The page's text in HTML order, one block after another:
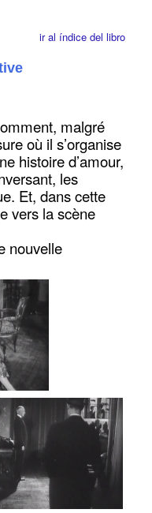
ir al índice del libro
malgré
où il s’organise
histoire d’amour,
les
Et, dans cette
vers la scène
nouvelle